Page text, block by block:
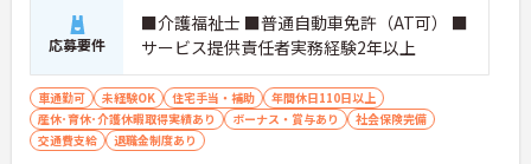
応募要件
■介護福祉士 ■普通自動車免許（AT可） ■
サービス提供責任者実務経験2年以上
車通勤可 未経験OK 住宅手当・補助
年間休日110日以上
産休･育休･介護休暇取得実績あり
ボーナス・賞与あり
社会保険完備
交通費支給
退職金制度あり